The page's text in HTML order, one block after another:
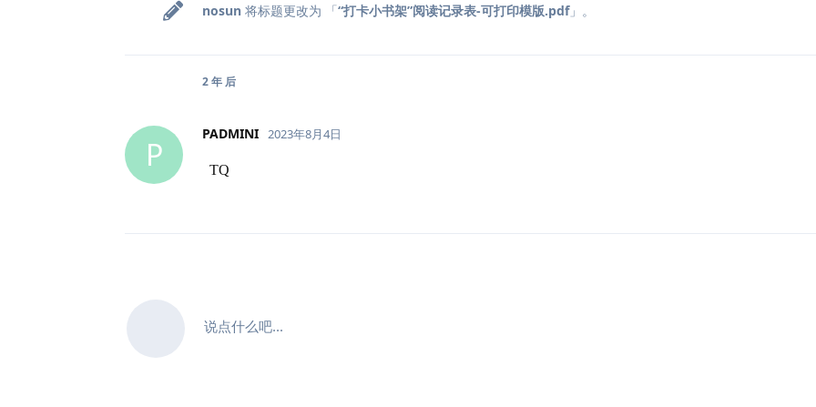
nosun 将标题更改为 「“打卡小书架”阅读记录表-可打印模版.pdf」。
2 年 后
P
PADMINI 2023年8月4日
TQ
说点什么吧...